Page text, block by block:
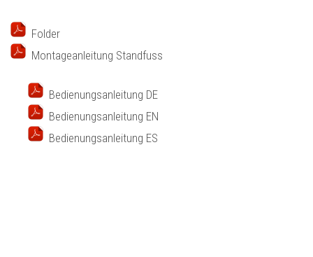
Folder
Montageanleitung Standfuss
Bedienungsanleitung DE
Bedienungsanleitung EN
Bedienungsanleitung ES